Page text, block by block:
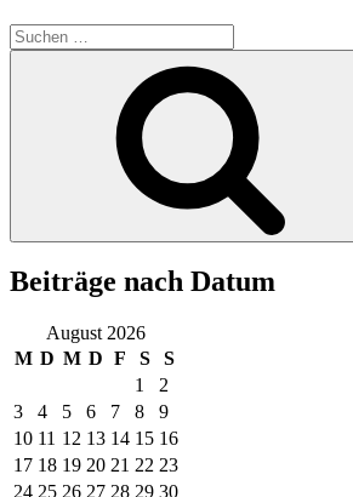
Suchen
nach:
Beiträge nach Datum
August 2026
M D M D F S
S
1
2
3
4 5 6 7 8
9
10 11 12 13 14 15 16
17 18 19 20 21 22 23
24 25 26 27 28 29 30